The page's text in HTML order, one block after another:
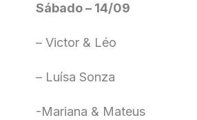
Sábado – 14/09
– Victor & Léo
– Luísa Sonza
-Mariana & Mateus